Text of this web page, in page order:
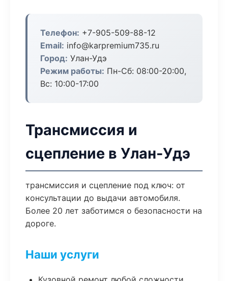
Телефон: +7-905-509-88-12
Email: info@karpremium735.ru
Город: Улан-Удэ
Режим работы: Пн-Сб: 08:00-20:00,
Вс: 10:00-17:00
Трансмиссия и
сцепление в Улан-Удэ
трансмиссия и сцепление под ключ: от
консультации до выдачи автомобиля.
Более 20 лет заботимся о безопасности на
дороге.
Наши услуги